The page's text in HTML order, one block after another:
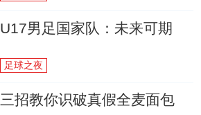
U17男足国家队：未来可期
足球之夜
三招教你识破真假全麦面包